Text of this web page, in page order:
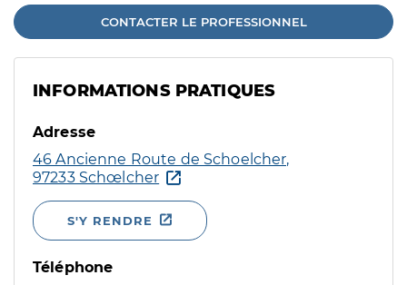
CONTACTER LE PROFESSIONNEL
INFORMATIONS PRATIQUES
Adresse
46 Ancienne Route de Schoelcher,
97233 Schœlcher
S'Y RENDRE
Téléphone